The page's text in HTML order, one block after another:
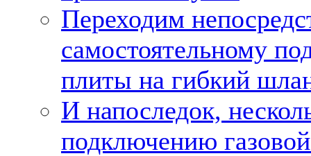
Переходим
самостоятельному
плиты на гибкий
И напоследок,
подключению